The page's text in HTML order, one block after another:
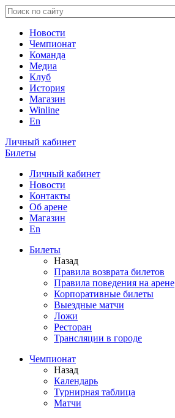
Новости
Чемпионат
Команда
Медиа
Клуб
История
Магазин
Winline
En
Личный кабинет
Билеты
Личный кабинет
Новости
Контакты
Об арене
Магазин
En
Билеты
Назад
Правила возврата билетов
Правила поведения на арене
Корпоративные билеты
Выездные матчи
Ложи
Ресторан
Трансляции в городе
Чемпионат
Назад
Календарь
Турнирная таблица
Матчи